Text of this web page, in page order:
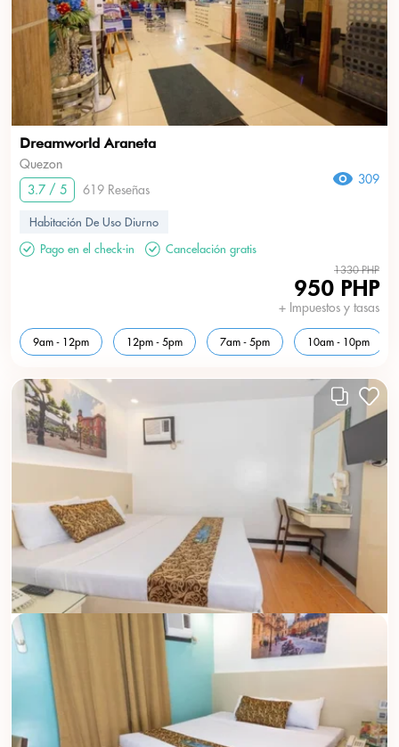
Dreamworld Araneta
Quezon
3.7 / 5
619 Reseñas
309
Habitación De Uso Diurno
Pago en el check-in
Cancelación gratis
1330 PHP
950 PHP
+ Impuestos y tasas
9am - 12pm 12pm - 5pm 7am - 5pm 10am - 10pm